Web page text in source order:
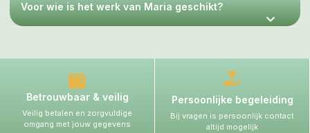
Voor wie is het werk van Maria geschikt?
Betrouwbaar & veilig
Veilig betalen en zorgvuldige
omgang met jouw gegevens
Persoonlijke begeleiding
Bij vragen is persoonlijk contact
altijd mogelijk